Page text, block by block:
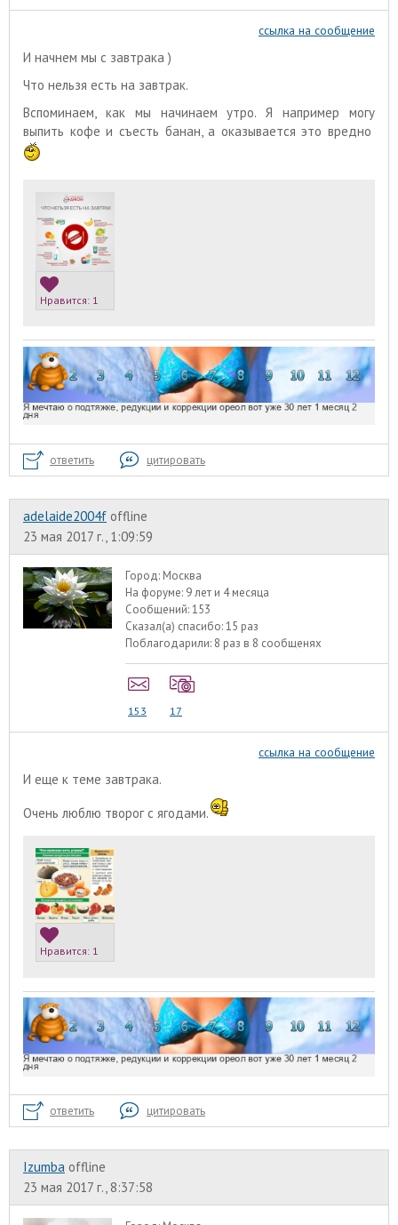
ссылка на сообщение
И начнем мы с завтрака )
Что нельзя есть на завтрак.
Вспоминаем, как мы начинаем утро. Я например могу
выпить кофе и съесть банан, а оказывается это вредно
Нравится: 1
ответить цитировать
adelaide2004f offline
23 мая 2017 г., 1:09:59
Город: Москва
На форуме: 9 лет и 4 месяца
Сообщений:153
Сказал(а) спасибо:15 раз
Поблагодарили: 8 раз в 8 сообщенях
153 17
ссылка на сообщение
И еще к теме завтрака.
Очень люблю творог с ягодами.
Нравится: 1
ответить цитировать
Izumba offline
23 мая 2017 г., 8:37:58